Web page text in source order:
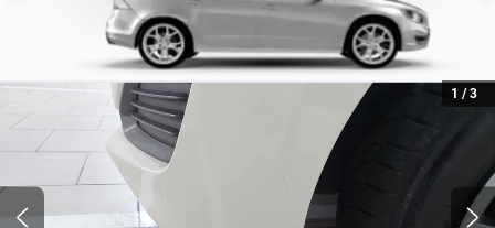
1 /3